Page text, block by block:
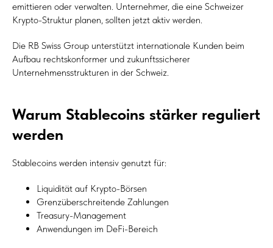
emittieren oder verwalten. Unternehmer, die eine Schweizer
Krypto-Struktur planen, sollten jetzt aktiv werden.
Die RB Swiss Group unterstützt internationale Kunden beim
Aufbau rechtskonformer und zukunftssicherer
Unternehmensstrukturen in der Schweiz.
Warum Stablecoins stärker reguliert
werden
Stablecoins werden intensiv genutzt für:
Liquidität auf Krypto-Börsen
Grenzüberschreitende Zahlungen
Treasury-Management
Anwendungen im DeFi-Bereich